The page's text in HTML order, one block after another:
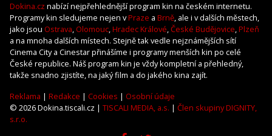
Dokina.cz nabízí nejpřehlednější program kin na českém internetu.
Programy kin sledujeme nejen vPraze a Brně, ale i v dalších městech,
jako jsou Ostrava, Olomouc,Hradec Králové,České Budějovice,Plzeň
a na mnoha dalších místech. Stejně tak vedle nejznámějších sítí
Cinema City a Cinestar přinášíme i programy menších kin po celé
České republice. Náš program kin je vždy kompletní a přehledný,
takže snadno zjistíte, na jaký film a do jakého kina zajít.
Reklama | Redakce | Cookies | Osobní údaje
© 2026 Dokina.tiscali.cz | TISCALI MEDIA, a.s. | Člen skupiny DIGNITY,
s.r.o.